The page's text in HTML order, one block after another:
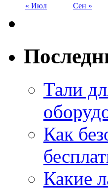
« Июл Сен »
Тали
Как
Какие